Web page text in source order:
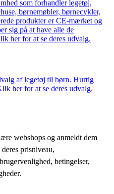
som forhandler legetøj,
børnemøbler, børnecykler,
produkter er CE-mærket og
sig på at have alle de
her for at se deres udvalg.
af legetøj til børn. Hurtig
her for at se deres udvalg.
webshops og anmeldt dem
prisniveau,
betingelser,